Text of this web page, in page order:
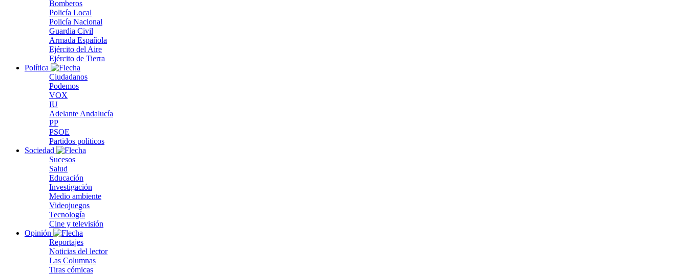
Bomberos
Policía Local
Policía Nacional
Guardia Civil
Armada Española
Ejército del Aire
Ejército de Tierra
Política
Ciudadanos
Podemos
VOX
IU
Adelante Andalucía
PP
PSOE
Partidos políticos
Sociedad
Sucesos
Salud
Educación
Investigación
Medio ambiente
Videojuegos
Tecnología
Cine y televisión
Opinión
Reportajes
Noticias del lector
Las Columnas
Tiras cómicas